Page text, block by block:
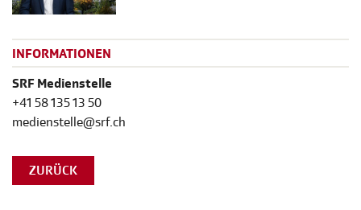
INFORMATIONEN
SRF Medienstelle
+41 58 135 13 50
medienstelle@srf.ch
ZURÜCK